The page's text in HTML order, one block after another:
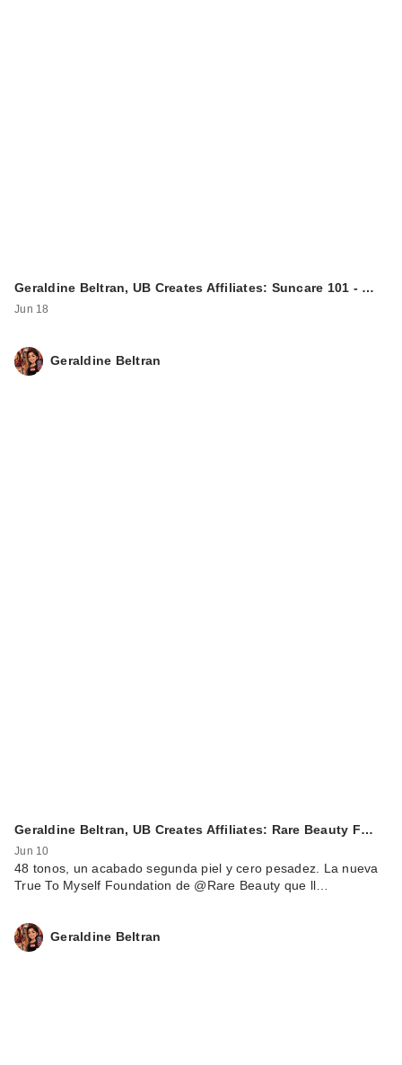
Geraldine Beltran, UB Creates Affiliates: Suncare 101 - …
Jun 18
Geraldine Beltran
Geraldine Beltran, UB Creates Affiliates: Rare Beauty F…
Jun 10
48 tonos, un acabado segunda piel y cero pesadez. La nueva
True To Myself Foundation de @Rare Beauty que ll…
Geraldine Beltran